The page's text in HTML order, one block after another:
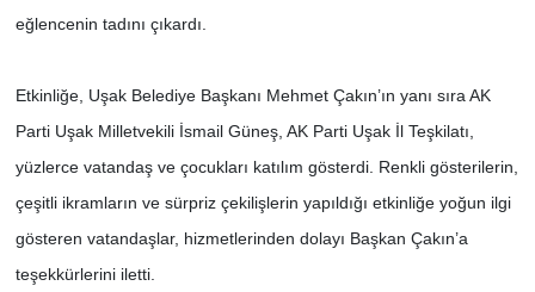
eğlencenin tadını çıkardı.
Etkinliğe, Uşak Belediye Başkanı Mehmet Çakın’ın yanı sıra AK
Parti Uşak Milletvekili İsmail Güneş, AK Parti Uşak İl Teşkilatı,
yüzlerce vatandaş ve çocukları katılım gösterdi. Renkli gösterilerin,
çeşitli ikramların ve sürpriz çekilişlerin yapıldığı etkinliğe yoğun ilgi
gösteren vatandaşlar, hizmetlerinden dolayı Başkan Çakın’a
teşekkürlerini iletti.
HABERDE İNSAN
BİLİM VE TEKNOLOJİ
KAMPANYALAR
Magazin